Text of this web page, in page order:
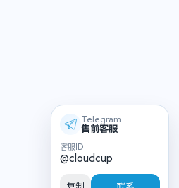
Telegram
售前客服
客服ID
@cloudcup